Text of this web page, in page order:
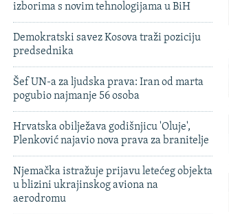
izborima s novim tehnologijama u BiH
Demokratski savez Kosova traži poziciju
predsednika
Šef UN-a za ljudska prava: Iran od marta
pogubio najmanje 56 osoba
Hrvatska obilježava godišnjicu 'Oluje',
Plenković najavio nova prava za branitelje
Njemačka istražuje prijavu letećeg objekta
u blizini ukrajinskog aviona na
aerodromu